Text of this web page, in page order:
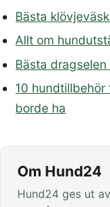
Bästa
Allt om
Bästa
10
borde ha
Om Hund24
Hund24 ges ut